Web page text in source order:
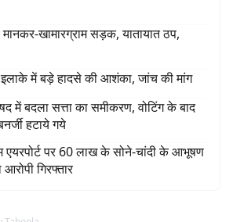
मानकर-खामारग्राम सड़क, यातायात ठप,
इलाके में बड़े हादसे की आशंका, जांच की मांग
में बदला सत्ता का समीकरण, वोटिंग के बाद
हटाये गये
एयरपोर्ट पर 60 लाख के सोने-चांदी के आभूषण
गिरफ्तार